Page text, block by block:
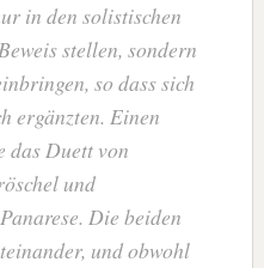
in den solistischen
stellen, sondern
so dass sich
ergänzten. Einen
das Duett von
und
Die beiden
und obwohl